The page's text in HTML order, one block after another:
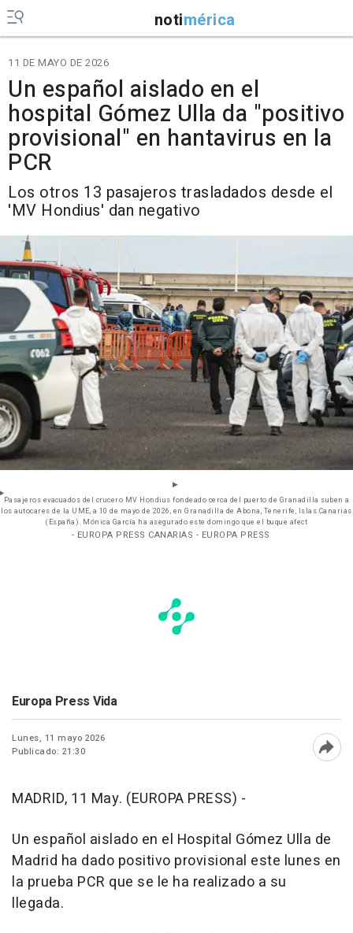
notimérica
11 DE MAYO DE 2026
Un español aislado en el
hospital Gómez Ulla da "positivo
provisional" en hantavirus en la
PCR
Los otros 13 pasajeros trasladados desde el
'MV Hondius' dan negativo
Pasajeros evacuados del crucero MV Hondius fondeado cerca del puerto de Granadilla suben a
los autocares de la UME, a 10 de mayo de 2026, en Granadilla de Abona, Tenerife, Islas Canarias
(España). Mónica García ha asegurado este domingo que el buque afect
- EUROPA PRESS CANARIAS - EUROPA PRESS
Europa Press Vida
Lunes, 11 mayo 2026
Publicado: 21:30
MADRID, 11 May. (EUROPA PRESS) -
Un español aislado en el Hospital Gómez Ulla de
Madrid ha dado positivo provisional este lunes en
la prueba PCR que se le ha realizado a su
llegada.